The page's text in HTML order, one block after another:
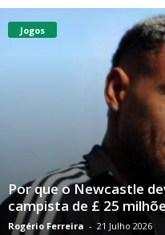
Jogos
Por que o Newcastle
campista de £ 25
Rogério Ferreira - 21 Julho 2026